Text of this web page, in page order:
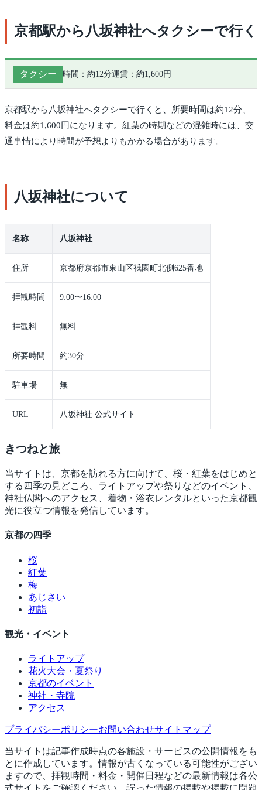
京都駅から八坂神社へタクシーで行く
タクシー 時間：約12分運賃：約1,600円
京都駅から八坂神社へタクシーで行くと、所要時間は約12分、
料金は約1,600円になります。紅葉の時期などの混雑時には、交
通事情により時間が予想よりもかかる場合があります。
八坂神社について
名称 八坂神社
住所 京都府京都市東山区祇園町北側625番地
拝観時間 9:00〜16:00
拝観料 無料
所要時間 約30分
駐車場 無
URL 八坂神社 公式サイト
きつねと旅
当サイトは、京都を訪れる方に向けて、桜・紅葉をはじめと
する四季の見どころ、ライトアップや祭りなどのイベント、
神社仏閣へのアクセス、着物・浴衣レンタルといった京都観
光に役立つ情報を発信しています。
京都の四季
桜
紅葉
梅
あじさい
初詣
観光・イベント
ライトアップ
花火大会・夏祭り
京都のイベント
神社・寺院
アクセス
プライバシーポリシーお問い合わせサイトマップ
当サイトは記事作成時点の各施設・サービスの公開情報をも
とに作成しています。情報が古くなっている可能性がござい
ますので、拝観時間・料金・開催日程などの最新情報は各公